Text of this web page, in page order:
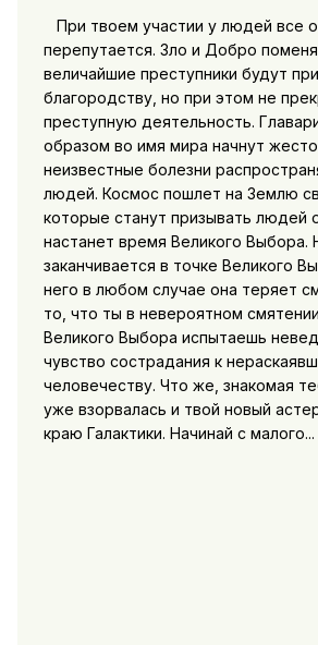
При твоем участии у людей все
перепутается. Зло и Добро
величайшие преступники будут
благородству, но при этом не
преступную деятельность.
образом во имя мира начнут
неизвестные болезни
людей. Космос пошлет на Землю
которые станут призывать людей
настанет время Великого Выбора.
заканчивается в точке Великого
него в любом случае она теряет
то, что ты в невероятном
Великого Выбора испытаешь
чувство сострадания к
человечеству. Что же, знакомая
уже взорвалась и твой новый
краю Галактики. Начинай с малого...